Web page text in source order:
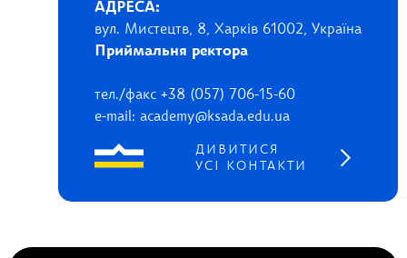
АДРЕСА:
вул. Мистецтв, 8, Харків 61002, Україна
Приймальня ректора
тел./факс +38 (057) 706-15-60
e-mail: academy@ksada.edu.ua
ДИВИТИСЯ
УСІ КОНТАКТИ